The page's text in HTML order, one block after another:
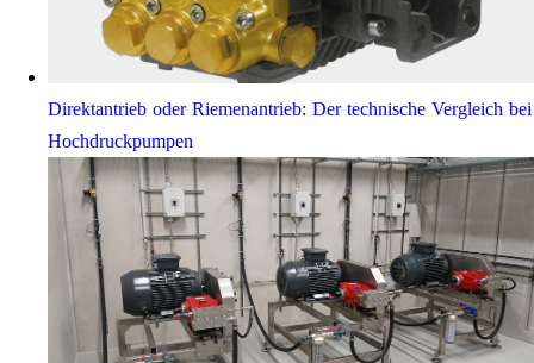
Direktantrieb oder Riemenantrieb: Der technische Vergleich bei
Hochdruckpumpen